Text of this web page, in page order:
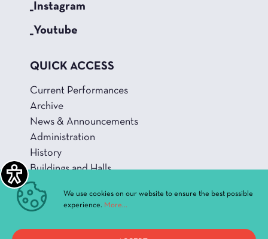
_Instagram
_Youtube
QUICK ACCESS
Current Performances
Archive
News & Announcements
Administration
History
Buildings and Halls
We use cookies on our website to ensure the best possible
experience. More...